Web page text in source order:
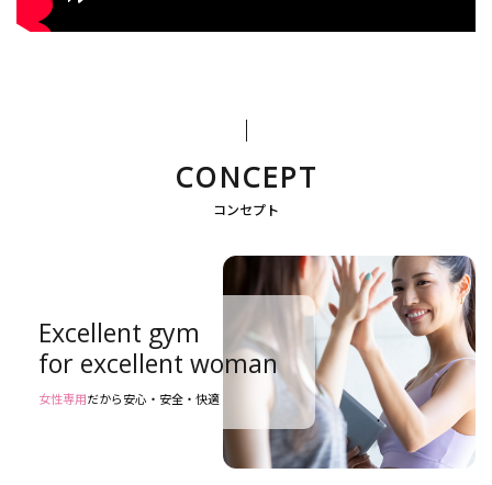
CONCEPT
コンセプト
Excellent gym
for excellent woman
女性専用だから安心・安全・快適